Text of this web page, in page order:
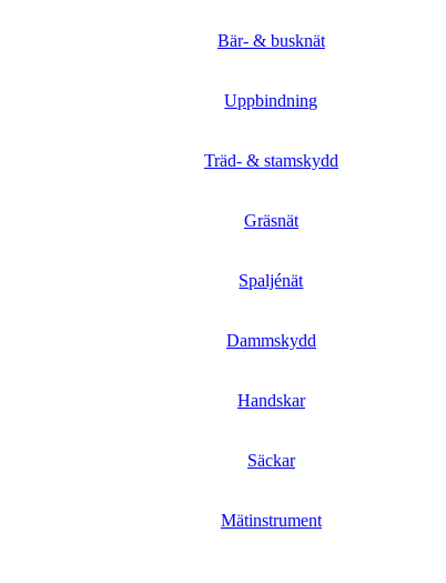
Bär- & busknät
Uppbindning
Träd- & stamskydd
Gräsnät
Spaljénät
Dammskydd
Handskar
Säckar
Mätinstrument